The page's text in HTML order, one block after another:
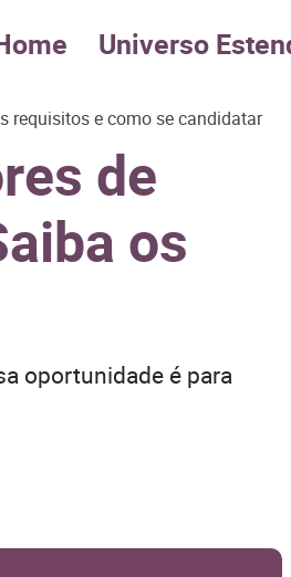
Universo
requisitos e como se candidatar
de
os
oportunidade é para